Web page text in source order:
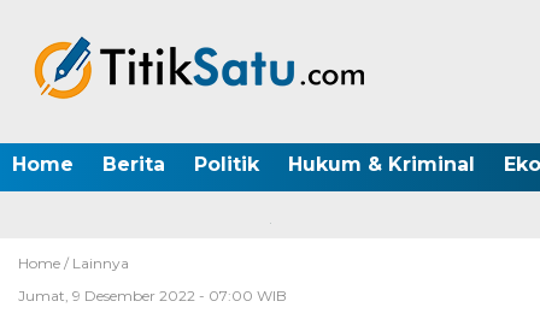
Home Berita Politik Hukum & Kriminal
Home / Lainnya
Jumat, 9 Desember 2022 - 07:00 WIB